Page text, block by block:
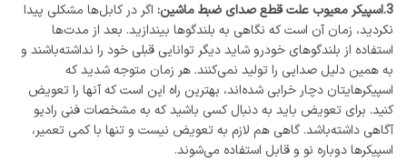
3.اسپیکر معیوب علت قطع صدای ضبط ماشین:
اگر در کابل‌ها مشکلی پیدا
نکردید، زمان آن است که نگاهی به بلندگوها بیندازید. بعد از مدت‌ها
استفاده از بلندگوهای خودرو شاید دیگر توانایی قبلی خود را نداشته‌باشند و
به همین دلیل صدایی را تولید نمی‌کنند. هر زمان متوجه شدید که
اسپیکرهایتان دچار خرابی شده‌اند، بهترین راه این است که آنها را تعویض
کنید. برای تعویض باید به دنبال کسی باشید که به مشخصات فنی رادیو
آگاهی داشته‌باشد. گاهی هم لازم به تعویض نیست و تنها با کمی تعمیر،
اسپیکرها دوباره نو و قابل استفاده می‌شوند.